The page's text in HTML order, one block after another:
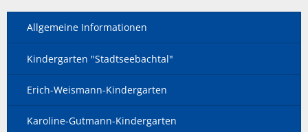
Allgemeine Informationen
Kindergarten "Stadtseebachtal"
Erich-Weismann-Kindergarten
Karoline-Gutmann-Kindergarten